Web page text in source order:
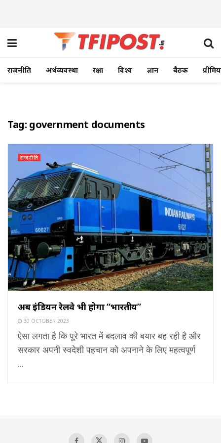
राजनीति अर्थव्यवस्था रक्षा विश्व ज्ञान बैठक
Tag: government documents
राजनीति
अब इंडियन रेलवे भी होगा “भारतीय”
30 OCTOBER 2023
ऐसा लगता है कि पूरे भारत में बदलाव की बयार बह रही है और
सरकार अपनी स्वदेशी पहचान को अपनाने के लिए महत्वपूर्ण
...